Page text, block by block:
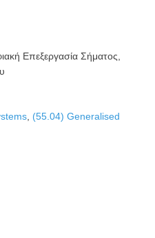
Επεξεργασία Σήματος,
, (55.04) Generalised